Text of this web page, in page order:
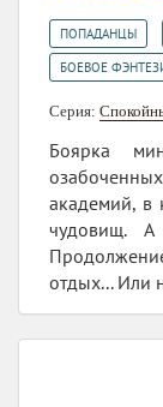
ПОПАДАНЦЫ
БОЕВОЕ
Серия:
Боярка
академий, в
чудовищ.
отдых... Или